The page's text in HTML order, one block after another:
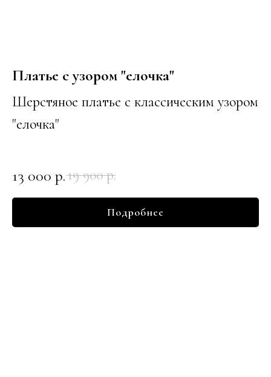
Платье с узором "елочка"
Шерстяное платье с классическим узором
"елочка"
13 000 р.19 900 р.
Подробнее